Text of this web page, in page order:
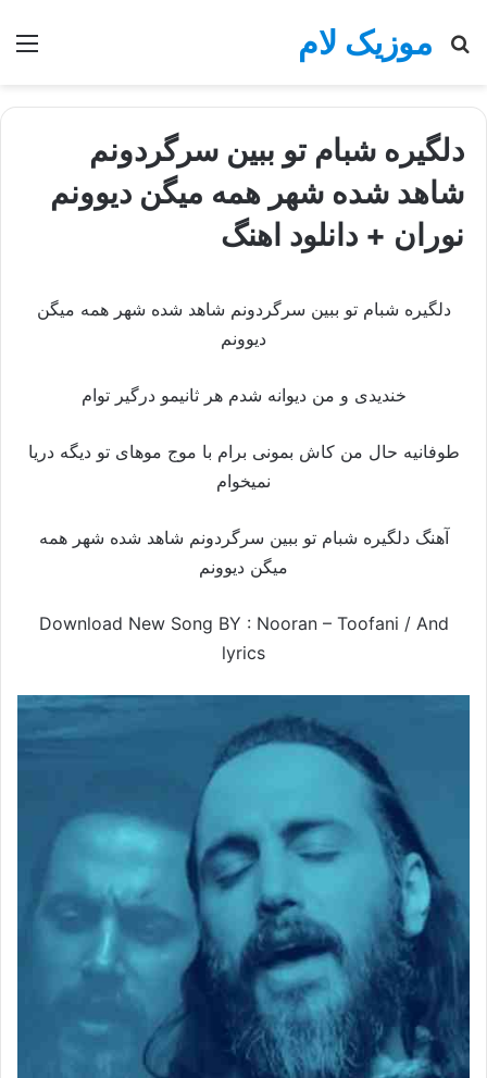
موزیک لام
جستجو
دلگیره شبام تو ببین سرگردونم
شاهد شده شهر همه میگن دیوونم
نوران + دانلود اهنگ
دلگیره شبام تو ببین سرگردونم شاهد شده شهر همه میگن
دیوونم
خندیدی و من دیوانه شدم هر ثانیمو درگیر توام
طوفانیه حال من کاش بمونی برام با موج موهای تو دیگه دریا
نمیخوام
آهنگ دلگیره شبام تو ببین سرگردونم شاهد شده شهر همه
میگن دیوونم
Download New Song BY : Nooran – Toofani / And
lyrics